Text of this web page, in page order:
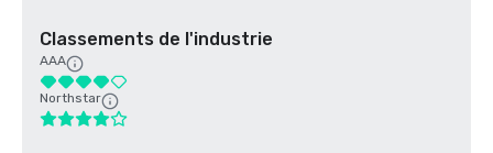
Classements de l'industrie
AAA
Northstar